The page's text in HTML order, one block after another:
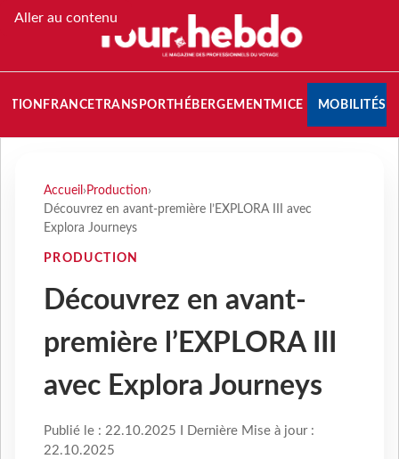
Aller au contenu
FRANCETRANSPORT HÉBERGEMENTMICE MOBILITÉS
Accueil › Production›
Découvrez en avant-première l’EXPLORA III avec
Explora Journeys
PRODUCTION
Découvrez en avant-
première l’EXPLORA III
avec Explora Journeys
Publié le : 22.10.2025 I Dernière Mise à jour :
22.10.2025